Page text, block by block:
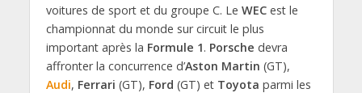
voitures de sport et du groupe C. Le WECest le
championnat du monde sur circuit le plus
important après la Formule 1. Porsche devra
affronter la concurrence d’Aston Martin (GT),
Audi, Ferrari (GT), Ford (GT) et Toyota parmi les